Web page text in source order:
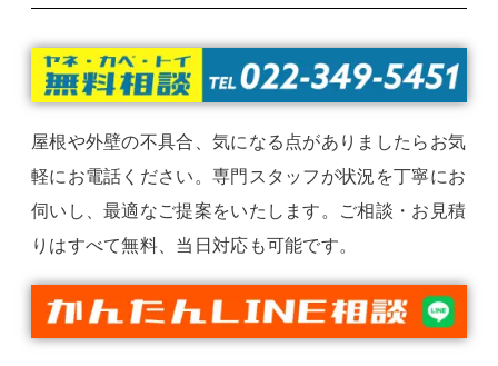
屋根や外壁の不具合、気になる点がありましたらお気
軽にお電話ください。専門スタッフが状況を丁寧にお
伺いし、最適なご提案をいたします。ご相談・お見積
りはすべて無料、当日対応も可能です。